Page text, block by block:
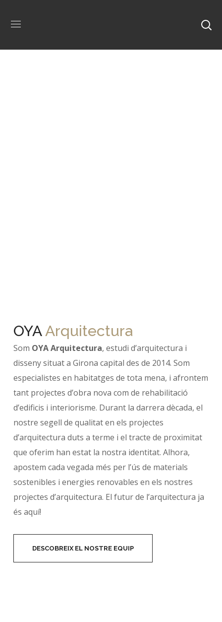
OYAArquitectura
Som OYA Arquitectura, estudi d’arquitectura i
disseny situat a Girona capital des de 2014. Som
especialistes en habitatges de tota mena, i afrontem
tant projectes d’obra nova com de rehabilitació
d’edificis i interiorisme. Durant la darrera dècada, el
nostre segell de qualitat en els projectes
d’arquitectura duts a terme i el tracte de proximitat
que oferim han estat la nostra identitat. Alhora,
apostem cada vegada més per l’ús de materials
sostenibles i energies renovables en els nostres
projectes d’arquitectura. El futur de l’arquitectura ja
és aquí!
DESCOBREIX EL NOSTRE EQUIP